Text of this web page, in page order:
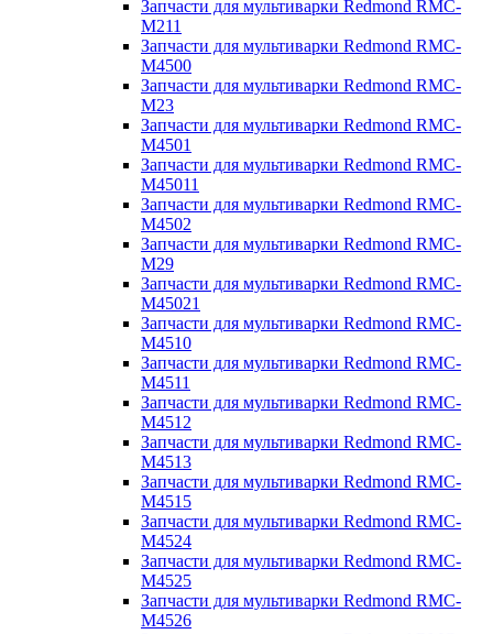
Запчасти для мультиварки Redmond RMC-
M211
Запчасти для мультиварки Redmond RMC-
M4500
Запчасти для мультиварки Redmond RMC-
M23
Запчасти для мультиварки Redmond RMC-
M4501
Запчасти для мультиварки Redmond RMC-
M45011
Запчасти для мультиварки Redmond RMC-
M4502
Запчасти для мультиварки Redmond RMC-
M29
Запчасти для мультиварки Redmond RMC-
M45021
Запчасти для мультиварки Redmond RMC-
M4510
Запчасти для мультиварки Redmond RMC-
M4511
Запчасти для мультиварки Redmond RMC-
M4512
Запчасти для мультиварки Redmond RMC-
M4513
Запчасти для мультиварки Redmond RMC-
M4515
Запчасти для мультиварки Redmond RMC-
M4524
Запчасти для мультиварки Redmond RMC-
M4525
Запчасти для мультиварки Redmond RMC-
M4526